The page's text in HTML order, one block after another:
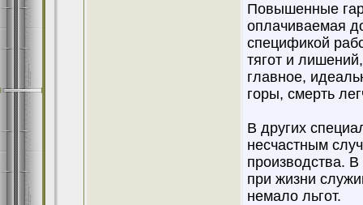
Повышенные
оплачиваемая
спецификой
тягот и
главное,
горы, смерть
В других
несчастным
производства.
при жизни
немало льгот.